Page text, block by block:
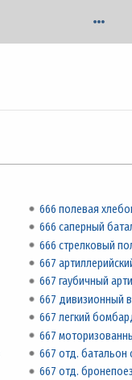
666 полевая
666 саперный
666 стрелковый
667
667 гаубичный
667 дивизионный
667 легкий
667
667 отд. батальон
667 отд.